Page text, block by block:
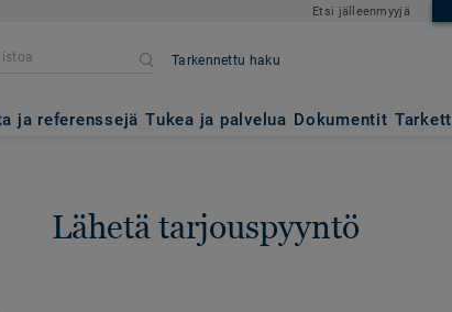
Etsi jälleenmyyjä
Tarkennettu haku
ja referenssejä Tukea ja palvelua Dokumentit
Lähetä tarjouspyyntö